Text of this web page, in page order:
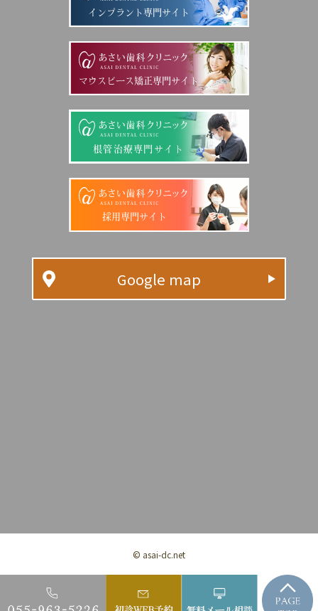
インプラント専門サイト
マウスピース矯正専門サイト
根管治療専門サイト
採用専門サイト
Google map
© asai-dc.net